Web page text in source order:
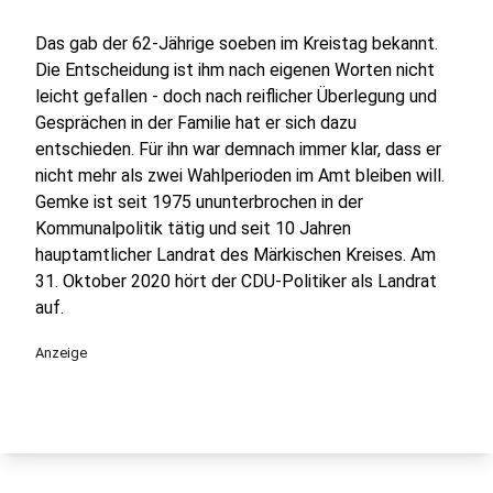
Das gab der 62-Jährige soeben im Kreistag bekannt.
Die Entscheidung ist ihm nach eigenen Worten nicht
leicht gefallen - doch nach reiflicher Überlegung und
Gesprächen in der Familie hat er sich dazu
entschieden. Für ihn war demnach immer klar, dass er
nicht mehr als zwei Wahlperioden im Amt bleiben will.
Gemke ist seit 1975 ununterbrochen in der
Kommunalpolitik tätig und seit 10 Jahren
hauptamtlicher Landrat des Märkischen Kreises. Am
31. Oktober 2020 hört der CDU-Politiker als Landrat
auf.
Anzeige